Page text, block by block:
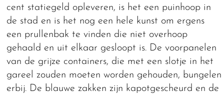
cent statiegeld opleveren, is het een puinhoop in
de stad en is het nog een hele kunst om ergens
een prullenbak te vinden die niet overhoop
gehaald en uit elkaar gesloopt is. De voorpanelen
van de grijze containers, die met een slotje in het
gareel zouden moeten worden gehouden, bungelen
erbij. De blauwe zakken zijn kapotgescheurd en de